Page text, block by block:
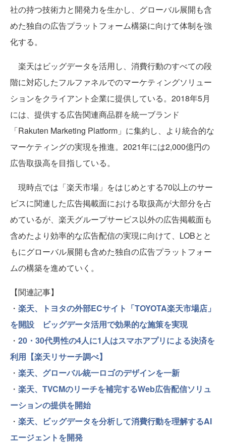
社の持つ技術力と開発力を生かし、グローバル展開も含
めた独自の広告プラットフォーム構築に向けて体制を強
化する。
楽天はビッグデータを活用し、消費行動のすべての段
階に対応したフルファネルでのマーケティングソリュー
ションをクライアント企業に提供している。2018年5月
には、提供する広告関連商品群を統一ブランド
「Rakuten Marketing Platform」に集約し、より統合的な
マーケティングの実現を推進。2021年には2,000億円の
広告取扱高を目指している。
現時点では「楽天市場」をはじめとする70以上のサー
ビスに関連した広告掲載面における取扱高が大部分を占
めているが、楽天グループサービス以外の広告掲載面も
含めたより効率的な広告配信の実現に向けて、LOBとと
もにグローバル展開も含めた独自の広告プラットフォー
ムの構築を進めていく。
【関連記事】
・ 楽天、トヨタの外部ECサイト「TOYOTA楽天市場店」
を開設 ビッグデータ活用で効果的な施策を実現
・ 20・30代男性の4人に1人はスマホアプリによる決済を
利用【楽天リサーチ調べ】
・ 楽天、グローバル統一ロゴのデザインを一新
・ 楽天、TVCMのリーチを補完するWeb広告配信ソリュ
ーションの提供を開始
・ 楽天、ビッグデータを分析して消費行動を理解するAI
エージェントを開発